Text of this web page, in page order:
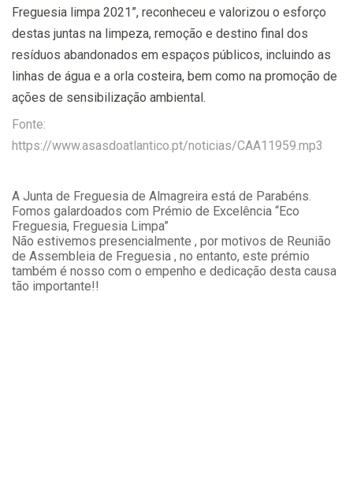
Freguesia limpa 2021”, reconheceu e valorizou o esforço
destas juntas na limpeza, remoção e destino final dos
resíduos abandonados em espaços públicos, incluindo as
linhas de água e a orla costeira, bem como na promoção de
ações de sensibilização ambiental.
Fonte:
https://www.asasdoatlantico.pt/noticias/CAA11959.mp3
A Junta de Freguesia de Almagreira está de Parabéns.
Fomos galardoados com Prémio de Excelência “Eco
Freguesia, Freguesia Limpa”
Não estivemos presencialmente , por motivos de Reunião
de Assembleia de Freguesia , no entanto, este prémio
também é nosso com o empenho e dedicação desta causa
tão importante!!